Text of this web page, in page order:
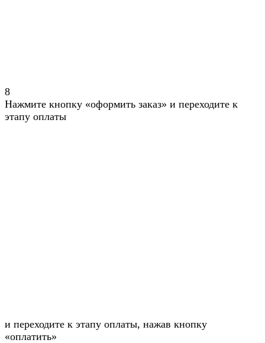
8
Нажмите кнопку «оформить заказ» и переходите к
этапу оплаты
и переходите к этапу оплаты, нажав кнопку
«оплатить»